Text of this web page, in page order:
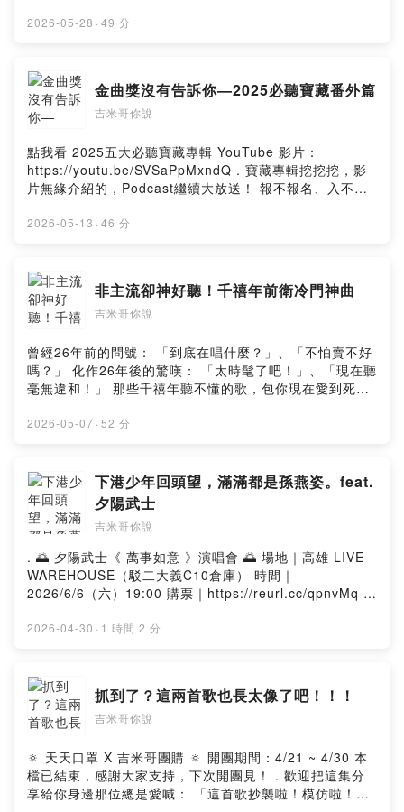
https://www.facebook.com/JesslynJSL 看MV：
哥 Jimi Bro 🔍 YouTube：https://pse.is/jimibro
Instagram：https://pse.is/jimibro_ig Facebook：
https://pse.is/jimibro_fb 所有經營平台：
https://linkgoods.com/jimibro 小額贊助支持：
https://pse.is/jimibro_donate 合作信箱：
jimibrovlog@gmail.com . #陳佩賢 #抱緊緊 #匿名的好友
provided by SoundOn
2026-05-28 · 49 分
金曲獎沒有告訴你—2025必聽寶藏番外篇
吉米哥你說
點我看 2025五大必聽寶藏專輯 YouTube 影片：
https://youtu.be/SVSaPpMxndQ . 寶藏專輯挖挖挖，影
片無緣介紹的，Podcast繼續大放送！ 報不報名、入不入
中的2025年度神作！ 喜歡本集內容，歡迎以任何方式表達
https://pse.is/jimibro_ig Facebook：
https://pse.is/jimibro_fb 所有經營平台：
https://linktr.ee/jimibro Podcast平台：
https://pse.is/jimibro_donate 合作信箱：
jimibrovlog@gmail.com . #原子邦妮 #菲道爾 #梁博 #曹
策勛 #楊格 #宋德鶴 . 🎵 本集歌單 🎵 原子邦妮〈放棄你我
想得美〉收錄於《六一九》 梁博〈安然無恙〉收錄於《精
錄於《霞》 . --Hosting provided by SoundOn
2026-05-13 · 46 分
非主流卻神好聽！千禧年前衛冷門神曲
吉米哥你說
曾經26年前的問號： 「到底在唱什麼？」、「不怕賣不好
嗎？」 化作26年後的驚嘆： 「太時髦了吧！」、「現在聽
毫無違和！」 那些千禧年聽不懂的歌，包你現在愛到死！
. 🔎 追蹤 吉米哥 Jimi Bro 🔍 YouTube：
https://pse.is/jimibro_fb 所有經營平台：
https://linktr.ee/jimibro Podcast平台：
https://linkgoods.com/jimibro 小額贊助支持：
https://pse.is/jimibro_donate 合作信箱：
jimibrovlog@gmail.com . #伊能靜 #ASOS #糯米糰 #乱
彈阿翔 #陶晶瑩 #劉虹嬅 #卓文萱 . 🎵 本集歌單 🎵 伊能靜
〈關不住〉 ASOS〈變態少女想人記〉 糯米糰〈阿魯巴痢
疾〉 乱彈阿翔、陶晶瑩〈不用奇怪〉 劉虹嬅〈靈魂（超越
時空版）〉 卓文萱〈Goodbye〉 . --Hosting provided
2026-05-07 · 52 分
下港少年回頭望，滿滿都是孫燕姿。feat.
夕陽武士
吉米哥你說
. 🌅 夕陽武士《 萬事如意 》演唱會 🌅 場地｜高雄 LIVE
WAREHOUSE（駁二大義C10倉庫） 時間｜
2026/6/6（六）19:00 購票｜https://reurl.cc/qpnvMq .
https://www.instagram.com/sunsetsamuraitw
YouTube：
https://www.youtube.com/@sunsetsamurai4222 數位
收聽《 萬事如意 》：https://orcd.co/_allthebest . 🔎 追
Instagram：https://pse.is/jimibro_ig Facebook：
https://pse.is/jimibro_fb 所有經營平台：
https://linktr.ee/jimibro Podcast平台：
2026-04-30 · 1 時間 2 分
抓到了？這兩首歌也長太像了吧！！！
吉米哥你說
🔅 天天口罩 X 吉米哥團購 🔅 開團期間：4/21 ~ 4/30 本
檔已結束，感謝大家支持，下次開團見！ . 歡迎把這集分
享給你身邊那位總是愛喊： 「這首歌抄襲啦！模仿啦！」